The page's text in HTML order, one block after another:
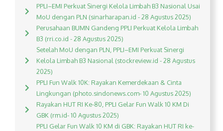
PPLI–EMI Perkuat Sinergi Kelola Limbah B3 Nasional Usai
MoU dengan PLN (sinarharapan.id - 28 Agustus 2025)
Perusahaan BUMN Gandeng PPLI Perkuat Kelola Limbah
B3 (rri.co.id - 28 Agustus 2025)
Setelah MoU dengan PLN, PPLI–EMI Perkuat Sinergi
Kelola Limbah B3 Nasional (stockreview.id - 28 Agustus
2025)
PPLI Fun Walk 10K: Rayakan Kemerdekaan & Cinta
Lingkungan (photo.sindonews.com- 10 Agustus 2025)
Rayakan HUT RI Ke-80, PPLI Gelar Fun Walk 10 KM Di
GBK (rm.id- 10 Agustus 2025)
PPLI Gelar Fun Walk 10 KM di GBK: Rayakan HUT RI ke-